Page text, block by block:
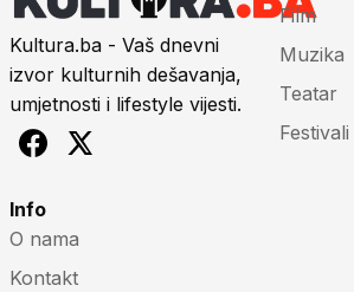
Kultura.ba - Vaš dnevni
izvor kulturnih dešavanja,
umjetnosti i lifestyle vijesti.
Film
Muzika
Teatar
Festivali
Info
O nama
Kontakt